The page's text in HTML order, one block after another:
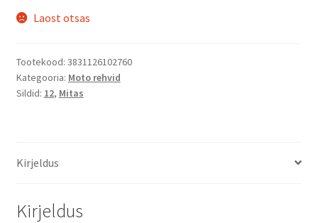
Laost otsas
Tootekood: 3831126102760
Kategooria: Moto rehvid
Sildid: 12, Mitas
Kirjeldus
Kirjeldus